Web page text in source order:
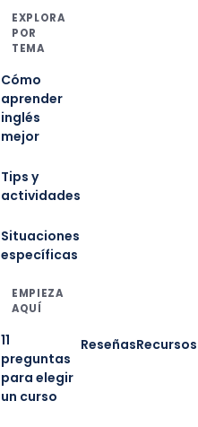
EXPLORA
POR
TEMA
Cómo
aprender
inglés
mejor
Tips y
actividades
Situaciones
específicas
EMPIEZA
AQUÍ
11
preguntas
para elegir
un curso
ReseñasRecursos